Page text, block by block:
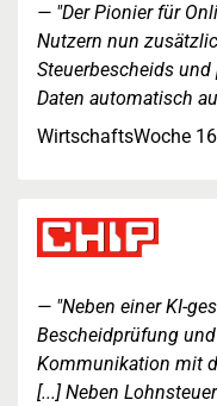
"Der Pionier für
Nutzern nun
Steuerbescheids
Daten automatisch
WirtschaftsWoche
"Neben einer KI-
Bescheidprüfung
Kommunikation mit
[...] Neben